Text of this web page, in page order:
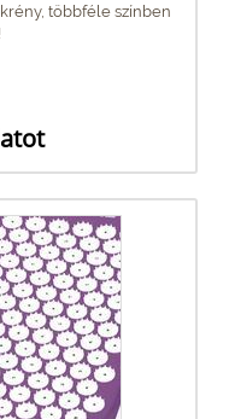
többféle színben